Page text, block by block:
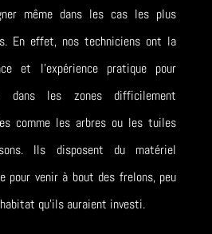
même dans les cas les plus
En effet, nos techniciens ont la
et l’expérience pratique pour
dans les zones difficilement
comme les arbres ou les tuiles
Ils disposent du matériel
pour venir à bout des frelons, peu
qu’ils auraient investi.